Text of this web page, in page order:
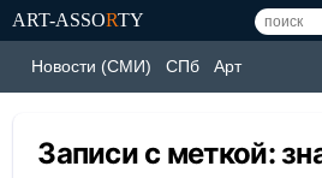
ART-ASSORTY
Новости (СМИ) СПб Арт
Записи с меткой: